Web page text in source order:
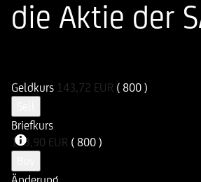
die Aktie der
Geldkurs 143,72 EUR ( 800 )
Briefkurs
143,90 EUR ( 800 )